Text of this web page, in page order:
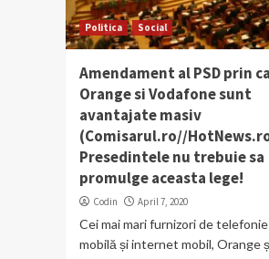
Politica Social
Amendament al PSD prin
Orange si Vodafone sunt
avantajate masiv
(Comisarul.ro//
Presedintele nu trebuie sa
promulge aceasta lege!
Codin April 7, 2020
Cei mai mari furnizori de telefonie
mobilă și internet mobil, Orange